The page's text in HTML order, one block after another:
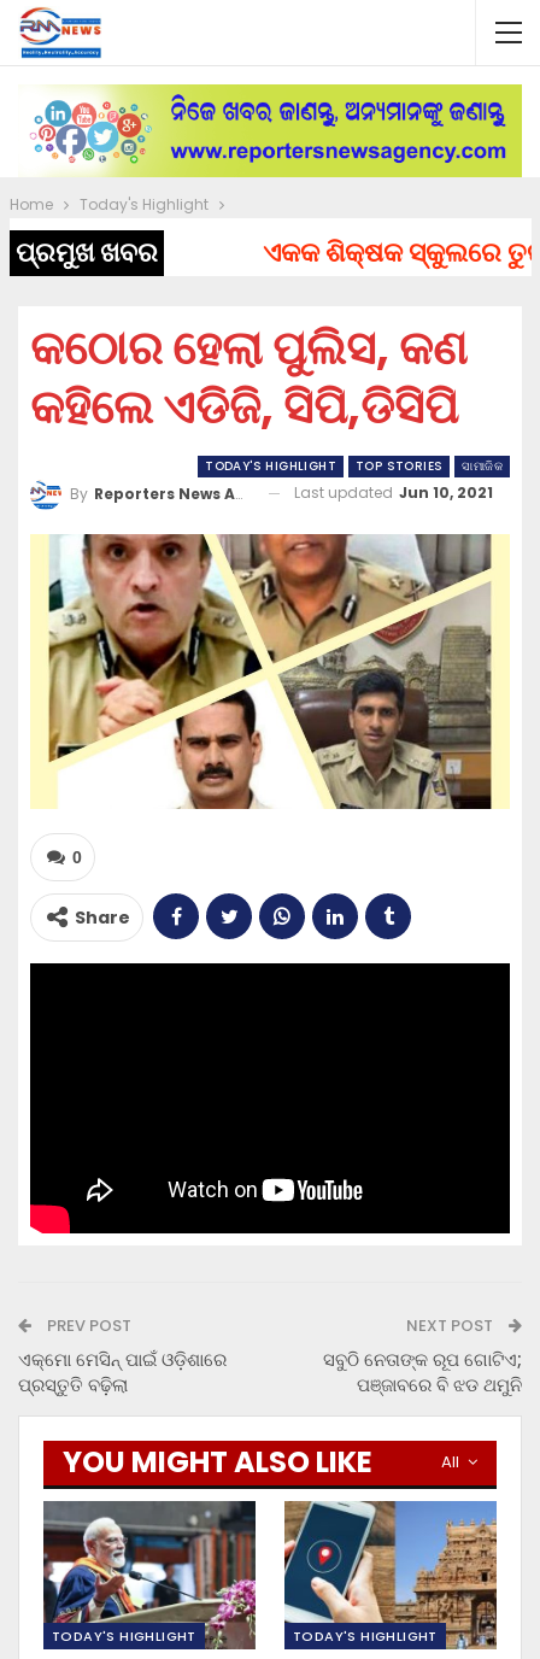
Home Today's Highlight
ପ୍ରମୁଖ ଖବର ଏକକ ଶିକ୍ଷକ ସ୍କୁଲରେ
କଠୋର ହେଲା ପୁଲିସ, କଣ
କହିଲେ ଏଡିଜି, ସିପି,ଡିସିପି
TODAY'S HIGHLIGHT TOP STORIES ସାମାଜିକ
By Reporters News Agency Last updated Jun 10, 2021
0
Share
PREV POST
ଏକ୍‌ମୋ ମେସିନ୍ ପାଇଁ ଓଡ଼ିଶାରେ
ପ୍ରସ୍ତୁତି ବଢ଼ିଲା
NEXT POST
ସବୁଠି ନେତାଙ୍କ ରୂପ ଗୋଟିଏ;
ପଞ୍ଜାବରେ ବି ଝଡ ଥମୁନି
All
YOU MIGHT ALSO LIKE
TODAY'S HIGHLIGHT TODAY'S HIGHLIGHT